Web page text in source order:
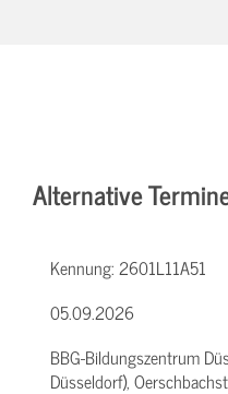
Alternative
Kennung:2601L11A51
05.09.2026
BBG-Bildungszentrum
Düsseldorf),